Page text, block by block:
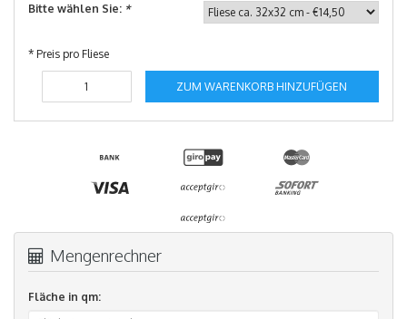
Bitte wählen Sie: *
* Preis pro Fliese
ZUM WARENKORB HINZUFÜGEN
Mengenrechner
Fläche in qm: